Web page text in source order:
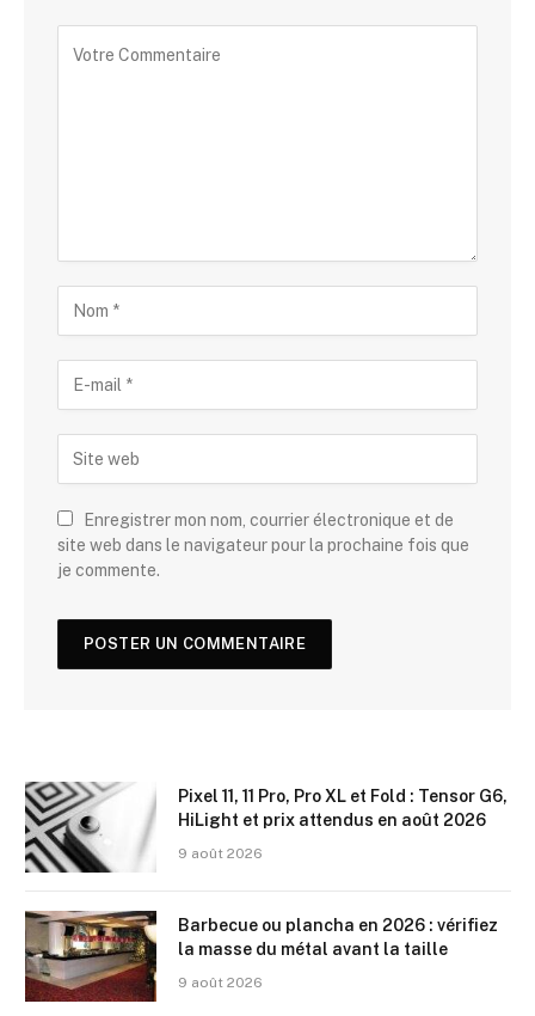
Enregistrer mon nom, courrier électronique et de
site web dans le navigateur pour la prochaine fois que
je commente.
Pixel 11, 11 Pro, Pro XL et Fold : Tensor G6,
HiLight et prix attendus en août 2026
9 août 2026
Barbecue ou plancha en 2026 : vérifiez
la masse du métal avant la taille
9 août 2026